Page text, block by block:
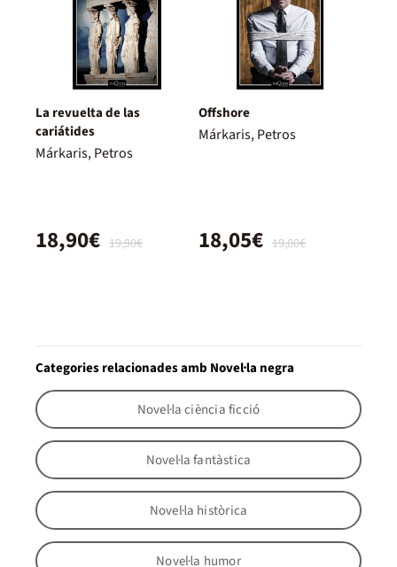
La revuelta de las
cariátides
Márkaris, Petros
19,90€
18,90€
Offshore
Márkaris, Petros
19,00€
18,05€
Categories relacionades amb Novel·la negra
Novel·la ciència ficció
Novel·la fantàstica
Novel·la històrica
Novel·la humor